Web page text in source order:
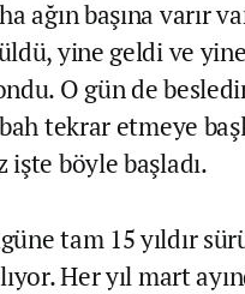
ağın başına varır
yine geldi ve yine
O gün de
tekrar etmeye
böyle başladı.
tam 15 yıldır
Her yıl mart